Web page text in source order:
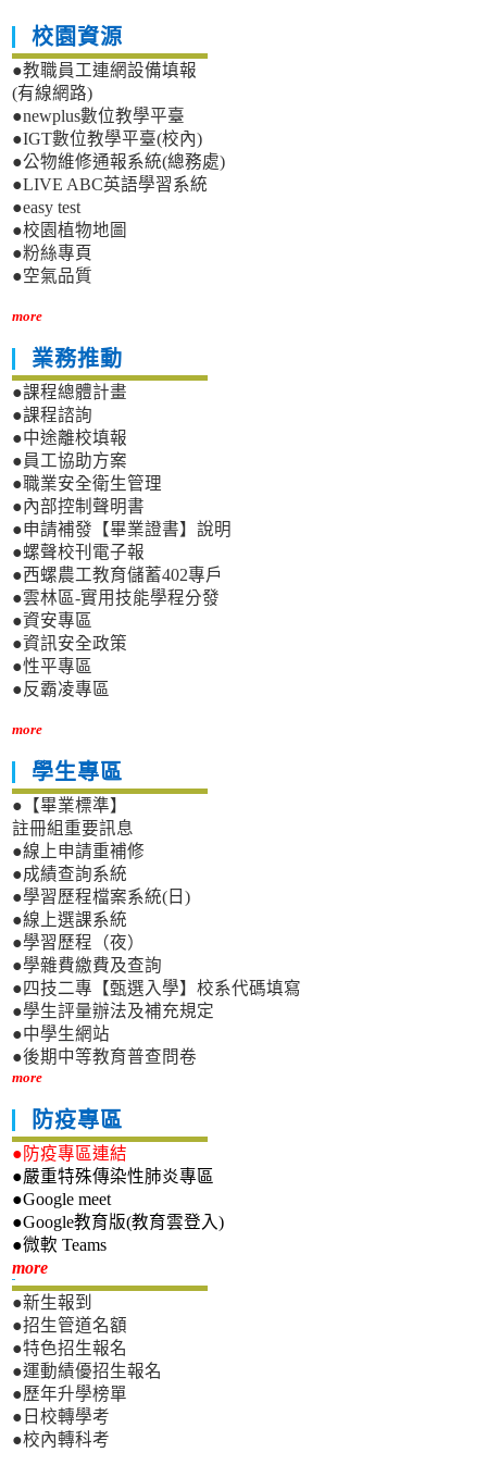
校園資源
●教職員工連網設備填報
(有線網路)
●newplus數位教學平臺
●IGT數位教學平臺(校內)
●公物維修通報系統(總務處)
●LIVE ABC英語學習系統
●easy test
●校園植物地圖
●粉絲專頁
●空氣品質
more
業務推動
●課程總體計畫
●課程諮詢
●中途離校填報
●員工協助方案
●職業安全衛生管理
●內部控制聲明書
●申請補發【畢業證書】說明
●螺聲校刊電子報
●西螺農工教育儲蓄402專戶
●雲林區-實用技能學程分發
●資安專區
●資訊安全政策
●性平專區
●反霸凌專區
more
學生專區
●【畢業標準】
註冊組重要訊息
●線上申請重補修
●成績查詢系統
●學習歷程檔案系統(日)
●線上選課系統
●學習歷程（夜）
●學雜費繳費及查詢
●四技二專【甄選入學】校系代碼填寫
●學生評量辦法及補充規定
●中學生網站
●後期中等教育普查問卷
more
防疫專區
●防疫專區連結
●嚴重特殊傳染性肺炎專區
●Google meet
●Google教育版(教育雲登入)
●微軟 Teams
more新生專區
●新生報到
●招生管道名額
●特色招生報名
●運動績優招生報名
●歷年升學榜單
●日校轉學考
●校內轉科考